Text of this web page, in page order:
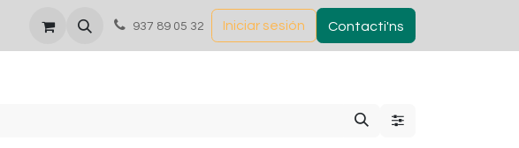
937 89 05 32 Iniciar sesión Contacti'ns